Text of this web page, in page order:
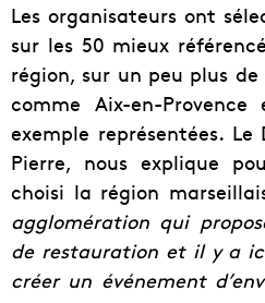
Les organisateurs ont
sur les 50 mieux
région, sur un peu plus
comme Aix-en-
exemple représentées.
Pierre, nous explique
choisi la région
agglomération qui
de restauration et il y a
créer un événement